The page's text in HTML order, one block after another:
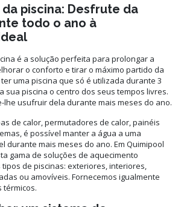
piscina: Desfrute da
todo o ano à
é a solução perfeita para prolongar a
o conforto e tirar o máximo partido da
uma piscina que só é utilizada durante 3
sua piscina o centro dos seus tempos livres.
lhe usufruir dela durante mais meses do ano.
de calor, permutadores de calor, painéis
é possível manter a água a uma
durante mais meses do ano. Em Quimipool
gama de soluções de aquecimento
de piscinas: exteriores, interiores,
ou amovíveis. Fornecemos igualmente
térmicos.